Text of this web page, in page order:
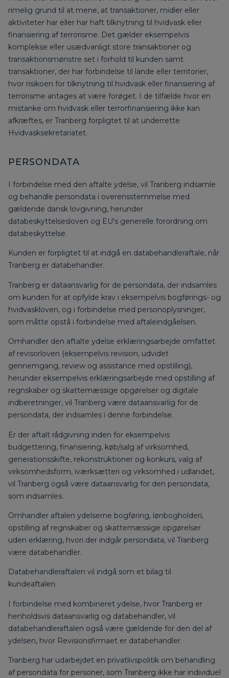
rimelig grund til at mene, at transaktioner, midler eller
aktiviteter har eller har haft tilknytning til hvidvask eller
finansiering af terrorisme. Det gælder eksempelvis
komplekse eller usædvanligt store transaktioner og
transaktionsmønstre set i forhold til kunden samt
transaktioner, der har forbindelse til lande eller territorier,
hvor risikoen for tilknytning til hvidvask eller finansiering af
terrorisme antages at være forøget. I de tilfælde hvor en
mistanke om hvidvask eller terrorfinansiering ikke kan
afkræftes, er Tranberg forpligtet til at underrette
Hvidvasksekretariatet.
PERSONDATA
I forbindelse med den aftalte ydelse, vil Tranberg indsamle
og behandle persondata i overensstemmelse med
gældende dansk lovgivning, herunder
databeskyttelsesloven og EU’s generelle forordning om
databeskyttelse.
Kunden er forpligtet til at indgå en databehandleraftale, når
Tranberg er databehandler.
Tranberg er dataansvarlig for de persondata, der indsamles
om kunden for at opfylde krav i eksempelvis bogførings- og
hvidvaskloven, og i forbindelse med personoplysninger,
som måtte opstå i forbindelse med aftaleindgåelsen.
Omhandler den aftalte ydelse erklæringsarbejde omfattet
af revisorloven (eksempelvis revision, udvidet
gennemgang, review og assistance med opstilling),
herunder eksempelvis erklæringsarbejde med opstilling af
regnskaber og skattemæssige opgørelser og digitale
indberetninger, vil Tranberg være dataansvarlig for de
persondata, der indsamles i denne forbindelse.
Er der aftalt rådgivning inden for eksempelvis
budgettering, finansiering, køb/salg af virksomhed,
generationsskifte, rekonstruktioner og konkurs, valg af
virksomhedsform, iværksætteri og virksomhed i udlandet,
vil Tranberg også være dataansvarlig for den persondata,
som indsamles.
Omhandler aftalen ydelserne bogføring, lønbogholderi,
opstilling af regnskaber og skattemæssige opgørelser
uden erklæring, hvori der indgår persondata, vil Tranberg
være databehandler.
Databehandleraftalen vil indgå som et bilag til
kundeaftalen.
I forbindelse med kombineret ydelse, hvor Tranberg er
henholdsvis dataansvarlig og databehandler, vil
databehandleraftalen også være gældende for den del af
ydelsen, hvor Revisionsfirmaet er databehandler.
Tranberg har udarbejdet en privatlivspolitik om behandling
af persondata for personer, som Tranberg ikke har individuel